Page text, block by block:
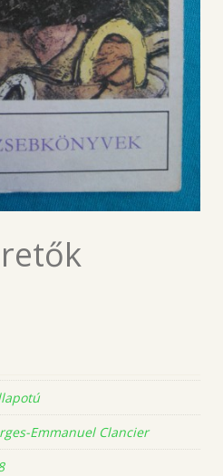
Emmanuel Clancier